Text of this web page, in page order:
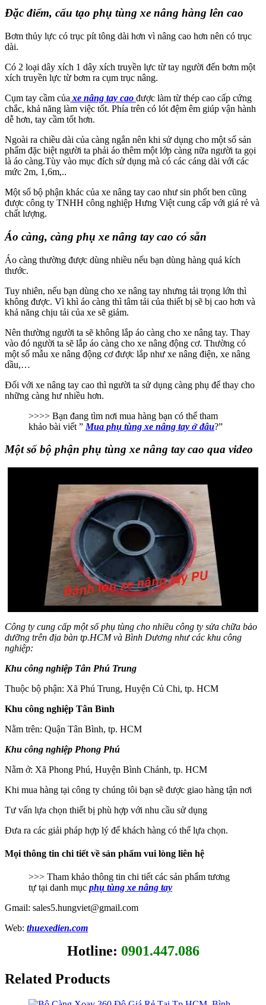
Đặc điểm, cấu tạo phụ tùng xe nâng hàng lên cao
Bơm thủy lực có trục pít tông dài hơn vì nâng cao hơn nên có trục
dài.
Có 2 loại dây xích 1 dây xích truyền lực từ tay người đến bơm một
xích truyền lực từ bơm ra cụm trục nâng.
Cụm tay cầm của xe nâng tay cao được làm từ thép cao cấp cứng
chắc, khả năng làm việc tốt. Phía trên có lót đệm êm giúp vận hành
dễ hơn, tay cầm tốt hơn.
Ngoài ra chiều dài của càng ngắn nên khi sử dụng cho một số sản
phẩm đặc biệt người ta phải áo thêm một lớp càng nữa người ta gọi
là áo càng.Tùy vào mục đích sử dụng mà có các cáng dài với các
mức 2m, 1,6m,..
Một số bộ phận khác của xe nâng tay cao như sin phốt ben cũng
được công ty TNHH công nghiệp Hưng Việt cung cấp với giá rẻ và
chất lượng.
Áo càng, càng phụ xe nâng tay cao có sẵn
Áo càng thường được dùng nhiều nếu bạn dùng hàng quá kích
thước.
Tuy nhiên, nếu bạn dùng cho xe nâng tay nhưng tải trọng lớn thì
không được. Vì khì áo càng thì tâm tải của thiết bị sẽ bị cao hơn và
khả năng chịu tải của xe sẽ giảm.
Nên thường người ta sẽ không lắp áo càng cho xe nâng tay. Thay
vào đó người ta sẽ lắp áo càng cho xe nâng động cơ. Thường có
một số mẫu xe nâng động cơ được lắp như xe nâng điện, xe nâng
dầu,…
Đối với xe nâng tay cao thì người ta sử dụng càng phụ để thay cho
những càng hư nhiều hơn.
>>>> Bạn đang tìm nơi mua hàng bạn có thể tham
khảo bài viết ” Mua phụ tùng xe nâng tay ở đâu?”
Một số bộ phận phụ tùng xe nâng tay cao qua video
Công ty cung cấp một số phụ tùng cho nhiều công ty sửa chữa bảo
dưỡng trên địa bàn tp.HCM và Bình Dương như các khu công
nghiệp:
Khu công nghiệp Tân Phú Trung
Thuộc bộ phận: Xã Phú Trung, Huyện Củ Chi, tp. HCM
Khu công nghiệp Tân Bình
Nằm trên: Quận Tân Bình, tp. HCM
Khu công nghiệp Phong Phú
Nằm ở: Xã Phong Phú, Huyện Bình Chánh, tp. HCM
Khi mua hàng tại công ty chúng tôi bạn sẽ được giao hàng tận nơi
Tư vấn lựa chọn thiết bị phù hợp với nhu cầu sử dụng
Đưa ra các giải pháp hợp lý để khách hàng có thể lựa chọn.
Mọi thông tin chi tiết về sản phẩm vui lòng liên hệ
>>> Tham khảo thông tin chi tiết các sản phẩm tương
tự tại danh mục phụ tùng xe nâng tay
Gmail: sales5.hungviet@gmail.com
Web: thuexedien.com
Hotline: 0901.447.086
Related Products